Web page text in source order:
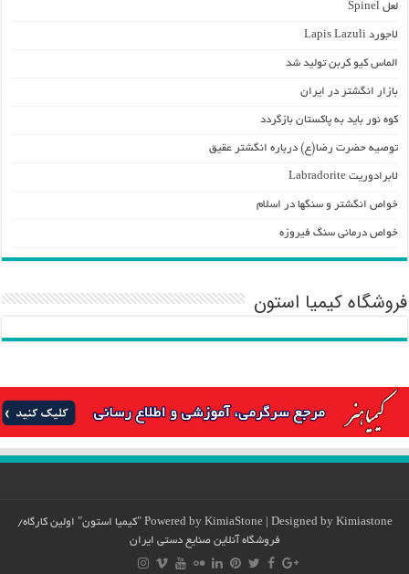
لعل Spinel
لاجورد Lapis Lazuli
الماس کیو کربن تولید شد
بازار انگشتر در ایران
کوه نور باید به پاکستان بازگردد
توصیه حضرت رضا(ع) درباره انگشتر عقیق
لابرادوریت Labradorite
خواص انگشتر و سنگها در اسلام
خواص درمانی سنگ فیروزه
فروشگاه کیمیا استون
Powered by KimiaStone| Designed by Kimiastone
"کیمیا استون" اولین کارگاه/
فروشگاه آنلاین صنایع دستی ایران